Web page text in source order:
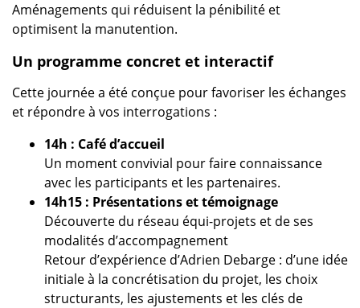
Aménagements qui réduisent la pénibilité et
optimisent la manutention.
Un programme concret et interactif
Cette journée a été conçue pour favoriser les échanges
et répondre à vos interrogations :
14h : Café d’accueil
Un moment convivial pour faire connaissance
avec les participants et les partenaires.
14h15 : Présentations et témoignage
Découverte du réseau équi-projets et de ses
modalités d’accompagnement
Retour d’expérience d’Adrien Debarge : d’une idée
initiale à la concrétisation du projet, les choix
structurants, les ajustements et les clés de